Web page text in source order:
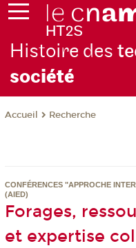
Histoire des
société
Accueil Recherche
CONFÉRENCES "APPROCHE
(AIED)
Forages,
et expertise